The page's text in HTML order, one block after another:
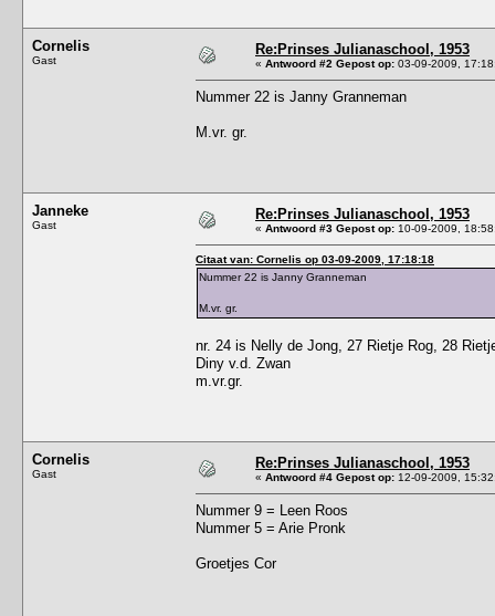
Cornelis
Gast
Re:Prinses Julianaschool, 1953
« Antwoord #2 Gepost op: 03-09-2009,
Nummer 22 is Janny Granneman
M.vr. gr.
Janneke
Gast
Re:Prinses Julianaschool, 1953
« Antwoord #3 Gepost op: 10-09-2009,
Citaat van: Cornelis op 03-09-2009, 17:18:18
Nummer 22 is Janny Granneman
M.vr. gr.
nr. 24 is Nelly de Jong, 27 Rietje Rog, 28
Diny v.d. Zwan
m.vr.gr.
Cornelis
Gast
Re:Prinses Julianaschool, 1953
« Antwoord #4 Gepost op: 12-09-2009,
Nummer 9 = Leen Roos
Nummer 5 = Arie Pronk
Groetjes Cor